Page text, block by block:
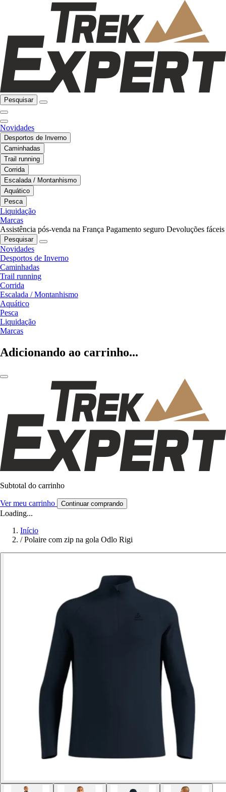
Pesquisar
Novidades
Desportos de Inverno
Caminhadas
Trail running
Corrida
Escalada / Montanhismo
Aquático
Pesca
Liquidação
Marcas
Assistência pós-venda na França Pagamento seguro Devoluções fáceis
Pesquisar
Novidades
Desportos de Inverno
Caminhadas
Trail running
Corrida
Escalada / Montanhismo
Aquático
Pesca
Liquidação
Marcas
Adicionando ao carrinho...
Subtotal do carrinho
Ver meu carrinho Continuar comprando
Loading...
Início
/ Polaire com zip na gola Odlo Rigi